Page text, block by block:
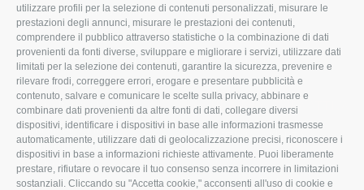
utilizzare profili per la selezione di contenuti personalizzati, misurare le
prestazioni degli annunci, misurare le prestazioni dei contenuti,
comprendere il pubblico attraverso statistiche o la combinazione di dati
provenienti da fonti diverse, sviluppare e migliorare i servizi, utilizzare dati
limitati per la selezione dei contenuti, garantire la sicurezza, prevenire e
rilevare frodi, correggere errori, erogare e presentare pubblicità e
contenuto, salvare e comunicare le scelte sulla privacy, abbinare e
combinare dati provenienti da altre fonti di dati, collegare diversi
dispositivi, identificare i dispositivi in base alle informazioni trasmesse
automaticamente, utilizzare dati di geolocalizzazione precisi, riconoscere i
dispositivi in base a informazioni richieste attivamente. Puoi liberamente
prestare, rifiutare o revocare il tuo consenso senza incorrere in limitazioni
sostanziali. Cliccando su "Accetta cookie," acconsenti all'uso di cookie e
Organigramma aziendale
I Nostri Servizi
Uffici della Sede provinciale
Le Sedi di Zona
Agricoltori S.r.l.
Whistleblowing
Confagricoltura Rovigo e
Agricoltori srl
Lavoro
Ambiente
Associazione
CONFAGRICOLTURA ATTIVA
Notizie in evidenza
Eventi
Comunicati Stampa